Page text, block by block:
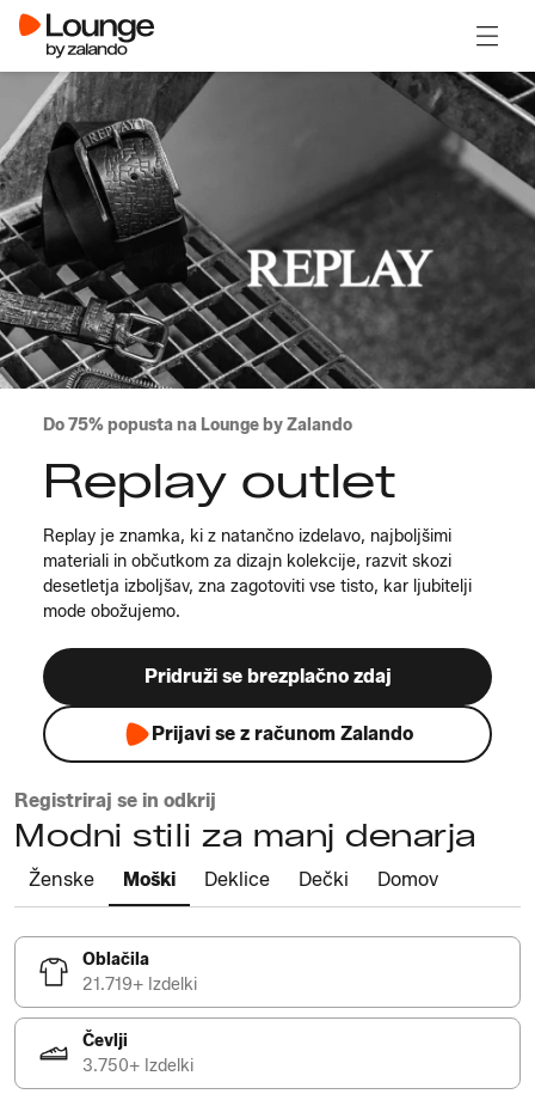
Do 75% popusta na Lounge by Zalando
Replay outlet
Replay je znamka, ki z natančno izdelavo, najboljšimi
materiali in občutkom za dizajn kolekcije, razvit skozi
desetletja izboljšav, zna zagotoviti vse tisto, kar ljubitelji
mode obožujemo.
Pridruži se brezplačno zdaj
Prijavi se z računom Zalando
Registriraj se in odkrij
Modni stili za manj denarja
Ženske Moški Deklice Dečki Domov
Oblačila
21.719+ Izdelki
Čevlji
3.750+ Izdelki